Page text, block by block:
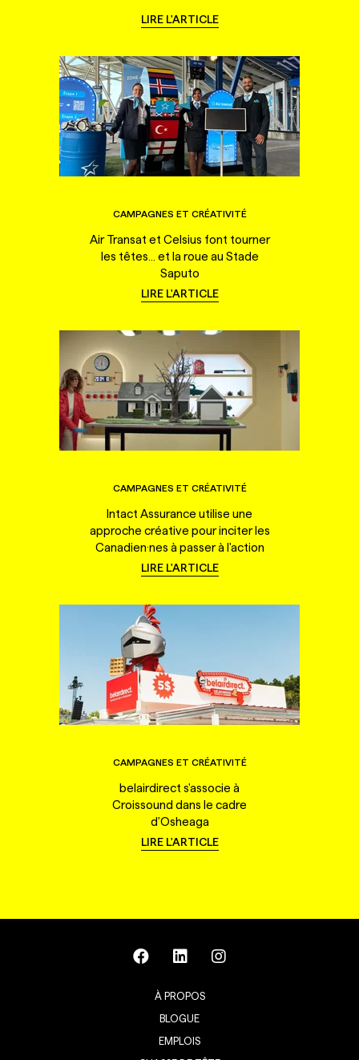
LIRE L'ARTICLE
CAMPAGNES ET CRÉATIVITÉ
Air Transat et Celsius font tourner
les têtes... et la roue au Stade
Saputo
LIRE L'ARTICLE
CAMPAGNES ET CRÉATIVITÉ
Intact Assurance utilise une
approche créative pour inciter les
Canadien·nes à passer à l'action
LIRE L'ARTICLE
CAMPAGNES ET CRÉATIVITÉ
belairdirect s'associe à
Croissound dans le cadre
d'Osheaga
LIRE L'ARTICLE
À PROPOS
BLOGUE
EMPLOIS